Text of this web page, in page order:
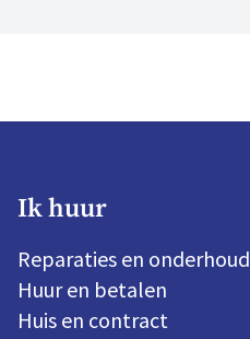
Ik huur
Reparaties en onderhoud
Huur en betalen
Huis en contract